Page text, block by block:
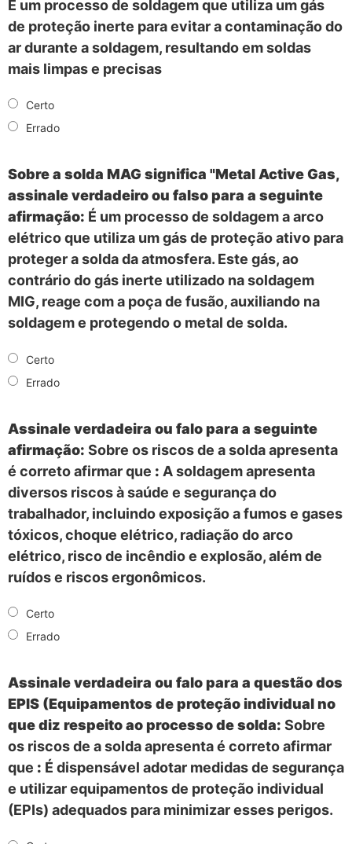
É um processo de soldagem que utiliza um gás
de proteção inerte para evitar a contaminação do
ar durante a soldagem, resultando em soldas
mais limpas e precisas
Certo
Errado
Sobre a solda MAG significa "Metal Active Gas,
assinale verdadeiro ou falso para a seguinte
afirmação: É um processo de soldagem a arco
elétrico que utiliza um gás de proteção ativo para
proteger a solda da atmosfera. Este gás, ao
contrário do gás inerte utilizado na soldagem
MIG, reage com a poça de fusão, auxiliando na
soldagem e protegendo o metal de solda.
Certo
Errado
Assinale verdadeira ou falo para a seguinte
afirmação: Sobre os riscos de a solda apresenta
é correto afirmar que : A soldagem apresenta
diversos riscos à saúde e segurança do
trabalhador, incluindo exposição a fumos e gases
tóxicos, choque elétrico, radiação do arco
elétrico, risco de incêndio e explosão, além de
ruídos e riscos ergonômicos.
Certo
Errado
Assinale verdadeira ou falo para a questão dos
EPIS (Equipamentos de proteção individual no
que diz respeito ao processo de solda: Sobre
os riscos de a solda apresenta é correto afirmar
que : É dispensável adotar medidas de segurança
e utilizar equipamentos de proteção individual
(EPIs) adequados para minimizar esses perigos.